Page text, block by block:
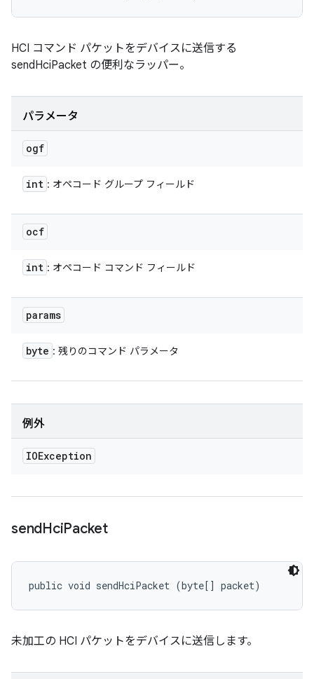
HCI コマンド パケットをデバイスに送信する
sendHciPacket の便利なラッパー。
パラメータ
ogf
int : オペコード グループ フィールド
ocf
int : オペコード コマンド フィールド
params
byte : 残りのコマンド パラメータ
例外
IOException
sendHciPacket
public void sendHciPacket (byte[] packet)
未加工の HCI パケットをデバイスに送信します。